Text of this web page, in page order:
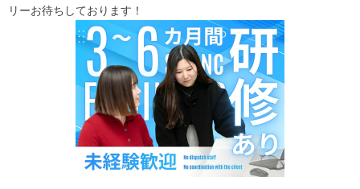
リーお待ちしております！